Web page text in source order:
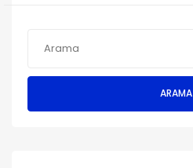
ARAMA